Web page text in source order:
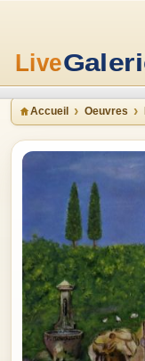
Accueil Oeuvres